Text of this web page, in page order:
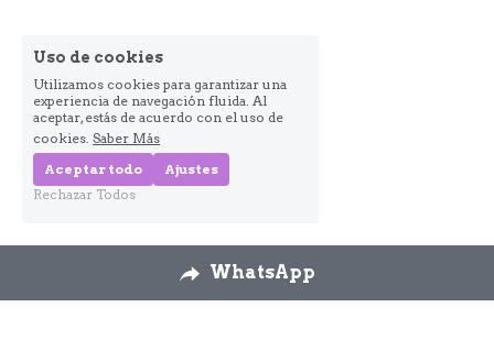
WhatsApp
Uso de cookies
Utilizamos cookies para garantizar una
experiencia de navegación fluida. Al
aceptar, estás de acuerdo con el uso de
cookies. Saber Más
Aceptar todo
Ajustes
Rechazar Todos